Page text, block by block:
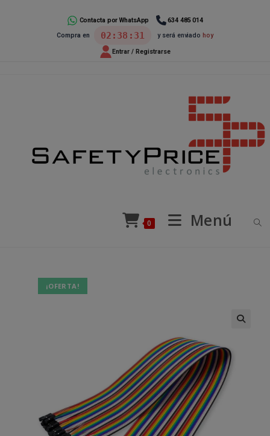
Contacta por WhatsApp
634 485 014
Compra en
02:38:31 y será enviado hoy
Entrar / Registrarse
0 Menú
¡OFERTA!